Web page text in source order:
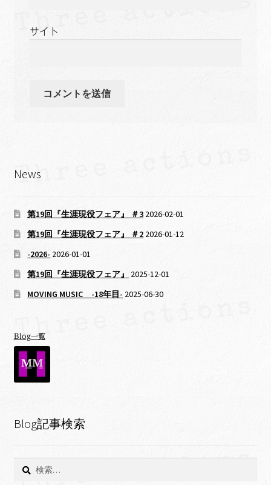
サイト
News
第19回『生涯現役フェア』 ＃3 2026-02-01
第19回『生涯現役フェア』 ＃2 2026-01-12
-2026- 2026-01-01
第19回『生涯現役フェア』
2025-12-01
MOVING MUSIC -18年目- 2025-06-30
Blog一覧
Blog記事検索